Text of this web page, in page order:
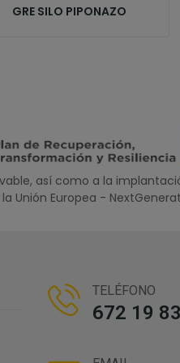
GRE SILO PIPONAZO
así como a la
Unión Europea -
TELÉFONO
672 19